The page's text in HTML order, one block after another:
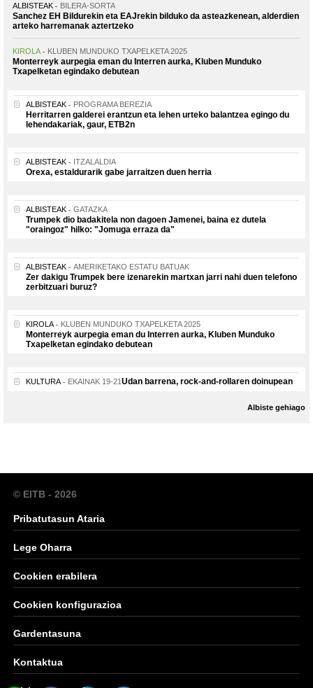
ALBISTEAK BILERA-SORTA
Sanchez EH Bildurekin eta EAJrekin bilduko da asteazkenean, alderdien
arteko harremanak aztertzeko
KIROLA KLUBEN MUNDUKO TXAPELKETA 2025
Monterreyk aurpegia eman du Interren aurka, Kluben Munduko
Txapelketan egindako debutean
ALBISTEAK PROGRAMA BEREZIA
Herritarren galderei erantzun eta lehen urteko balantzea egingo du
lehendakariak, gaur, ETB2n
ALBISTEAK ITZALALDIA
Orexa, estaldurarik gabe jarraitzen duen herria
ALBISTEAK GATAZKA
Trumpek dio badakitela non dagoen Jamenei, baina ez dutela
"oraingoz" hilko: "Jomuga erraza da"
ALBISTEAK AMERIKETAKO ESTATU BATUAK
Zer dakigu Trumpek bere izenarekin martxan jarri nahi duen telefono
zerbitzuari buruz?
KIROLA KLUBEN MUNDUKO TXAPELKETA 2025
Monterreyk aurpegia eman du Interren aurka, Kluben Munduko
Txapelketan egindako debutean
KULTURA EKAINAK 19-21Udan barrena, rock-and-rollaren doinupean
Albiste gehiago
© EITB - 2026
Pribatutasun Ataria
Lege Oharra
Cookien erabilera
Cookien konfigurazioa
Gardentasuna
Kontaktua